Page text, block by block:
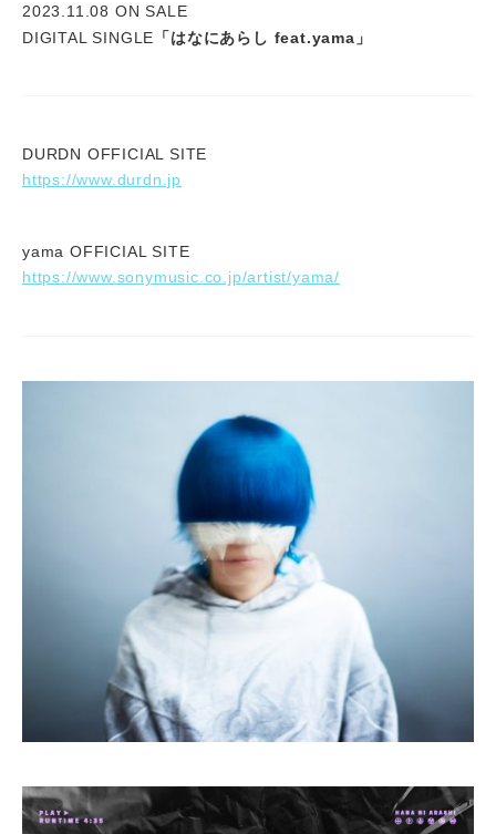
2023.11.08 ON SALE
DIGITAL SINGLE 「はなにあらし feat.yama」
DURDN OFFICIAL SITE
https://www.durdn.jp
yama OFFICIAL SITE
https://www.sonymusic.co.jp/artist/yama/